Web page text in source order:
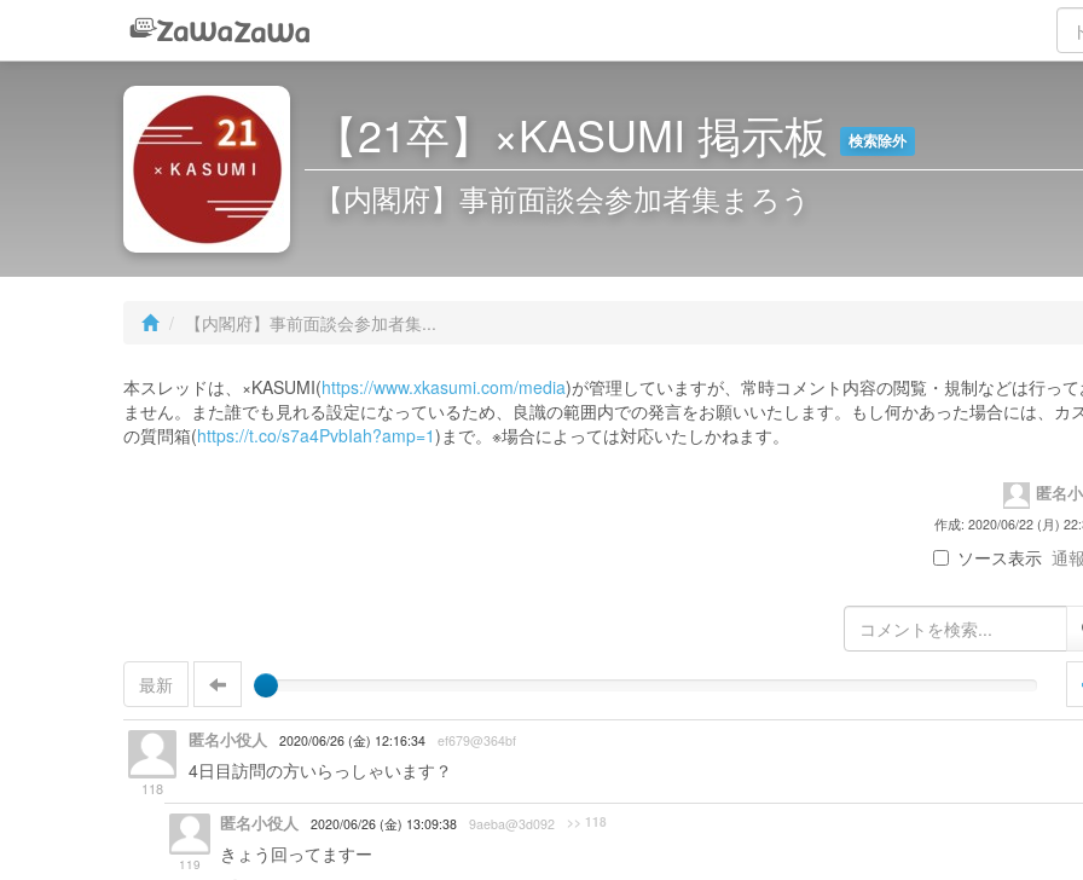
【21卒】×KASUMI 掲示板 検索除外
【内閣府】事前面談会参加者集まろう
【内閣府】事前面談会参加者集...
本スレッドは、×KASUMI(https://www.xkasumi.com/media)が管理していますが、常時コメント内容の閲覧・規制などは行っ
ません。また誰でも見れる設定になっているため、良識の範囲内での発言をお願いいたします。もし何かあった場合には、カ
の質問箱(https://t.co/s7a4PvbIah?amp=1)まで。※場合によっては対応いたしかねます。
匿名
作成: 2020/06/22 (月)
ソース表示 通
最新
118
匿名小役人 2020/06/26 (金) 12:16:34 ef679@364bf
4日目訪問の方いらっしゃいます？
119
匿名小役人 2020/06/26 (金) 13:09:38 9aeba@3d092 >> 118
きょう回ってますー